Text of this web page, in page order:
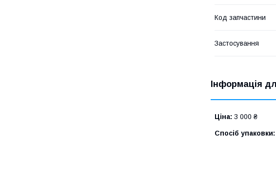
Код запчастини
Застосування
Інформація
Ціна: 3 000 ₴
Спосіб упаковки: